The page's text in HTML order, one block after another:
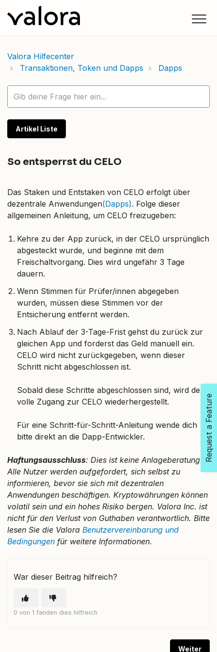
Valora Hilfecenter
Transaktionen, Token und Dapps
Dapps
Artikel Liste
So entsperrst du CELO
Das Staken und Entstaken von CELO erfolgt über
dezentrale Anwendungen(Dapps). Folge dieser
allgemeinen Anleitung, um CELO freizugeben:
Kehre zu der App zurück, in der CELO ursprünglich
abgesteckt wurde, und beginne mit dem
Freischaltvorgang. Dies wird ungefähr 3 Tage
dauern.
Wenn Stimmen für Prüfer/innen abgegeben
wurden, müssen diese Stimmen vor der
Entsicherung entfernt werden.
Nach Ablauf der 3-Tage-Frist gehst du zurück zur
gleichen App und forderst das Geld manuell ein.
CELO wird nicht zurückgegeben, wenn dieser
Schritt nicht abgeschlossen ist.
Sobald diese Schritte abgeschlossen sind, wird der
volle Zugang zur CELO wiederhergestellt.
Für eine Schritt-für-Schritt-Anleitung wende dich
bitte direkt an die Dapp-Entwickler.
Haftungsausschluss: Dies ist keine Anlageberatung.
Alle Nutzer werden aufgefordert, sich selbst zu
informieren, bevor sie sich mit dezentralen
Anwendungen beschäftigen. Kryptowährungen können
volatil sein und ein hohes Risiko bergen. Valora Inc. ist
nicht für den Verlust von Guthaben verantwortlich. Bitte
lesen Sie die Valora Benutzervereinbarung und
Bedingungen für weitere Informationen.
War dieser Beitrag hilfreich?
0 von 1 fanden dies hilfreich
Weiter
Request a Feature